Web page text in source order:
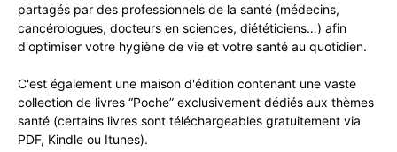
partagés par des professionnels de la santé (médecins,
cancérologues, docteurs en sciences, diététiciens…) afin
d'optimiser votre hygiène de vie et votre santé au quotidien.
C'est également une maison d'édition contenant une vaste
collection de livres “Poche” exclusivement dédiés aux thèmes
santé (certains livres sont téléchargeables gratuitement via
PDF, Kindle ou Itunes).